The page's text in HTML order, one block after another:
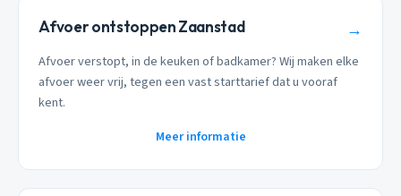
Afvoer ontstoppen Zaanstad →
Afvoer verstopt, in de keuken of badkamer? Wij maken elke
afvoer weer vrij, tegen een vast starttarief dat u vooraf
kent.
Meer informatie